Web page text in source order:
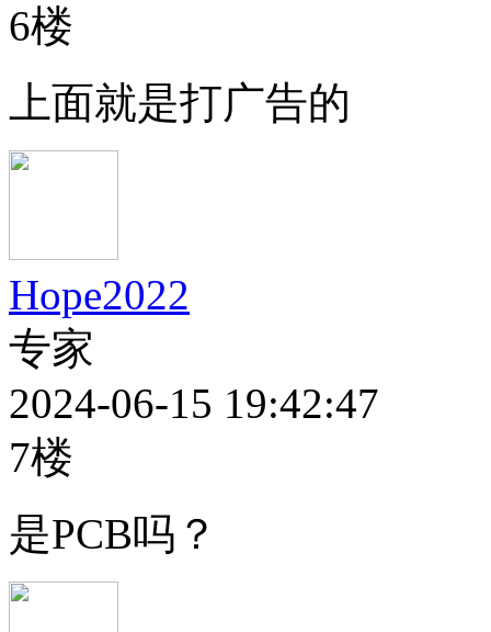
6楼
上面就是打广告的
Hope2022
专家
2024-06-15 19:42:47
7楼
是PCB吗？